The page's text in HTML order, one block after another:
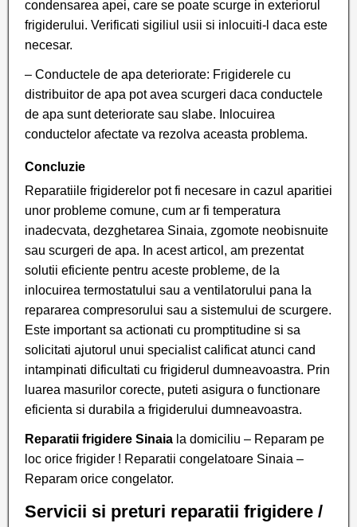
condensarea apei, care se poate scurge in exteriorul
frigiderului. Verificati sigiliul usii si inlocuiti-l daca este
necesar.
– Conductele de apa deteriorate: Frigiderele cu
distribuitor de apa pot avea scurgeri daca conductele
de apa sunt deteriorate sau slabe. Inlocuirea
conductelor afectate va rezolva aceasta problema.
Concluzie
Reparatiile frigiderelor pot fi necesare in cazul aparitiei
unor probleme comune, cum ar fi temperatura
inadecvata, dezghetarea Sinaia, zgomote neobisnuite
sau scurgeri de apa. In acest articol, am prezentat
solutii eficiente pentru aceste probleme, de la
inlocuirea termostatului sau a ventilatorului pana la
repararea compresorului sau a sistemului de scurgere.
Este important sa actionati cu promptitudine si sa
solicitati ajutorul unui specialist calificat atunci cand
intampinati dificultati cu frigiderul dumneavoastra. Prin
luarea masurilor corecte, puteti asigura o functionare
eficienta si durabila a frigiderului dumneavoastra.
Reparatii frigidere Sinaia la domiciliu – Reparam pe
loc orice frigider ! Reparatii congelatoare Sinaia –
Reparam orice congelator.
Servicii si preturi reparatii frigidere /